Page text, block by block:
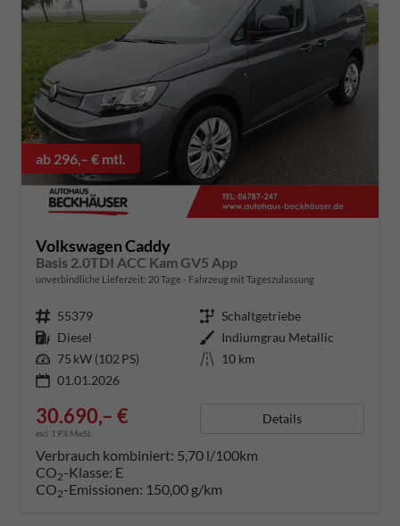
ab 296,– € mtl.
Volkswagen Caddy
Basis 2.0TDI ACC Kam GV5 App
unverbindliche Lieferzeit: 20 Tage Fahrzeug mit Tageszulassung
Fahrzeugnummer 55379 Getriebe Schaltgetriebe
Kraftstoff Diesel Außenfarbe Indiumgrau Metallic
Leistung 75 kW (102 PS) Kilometerstand 10 km
01.01.2026
30.690,– €
incl. 19% MwSt.
Details
Verbrauch kombiniert: 5,70 l/100km
CO2-Klasse: E
CO2-Emissionen: 150,00 g/km